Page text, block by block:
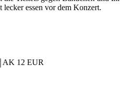
lecker essen vor dem Konzert.
AK 12 EUR